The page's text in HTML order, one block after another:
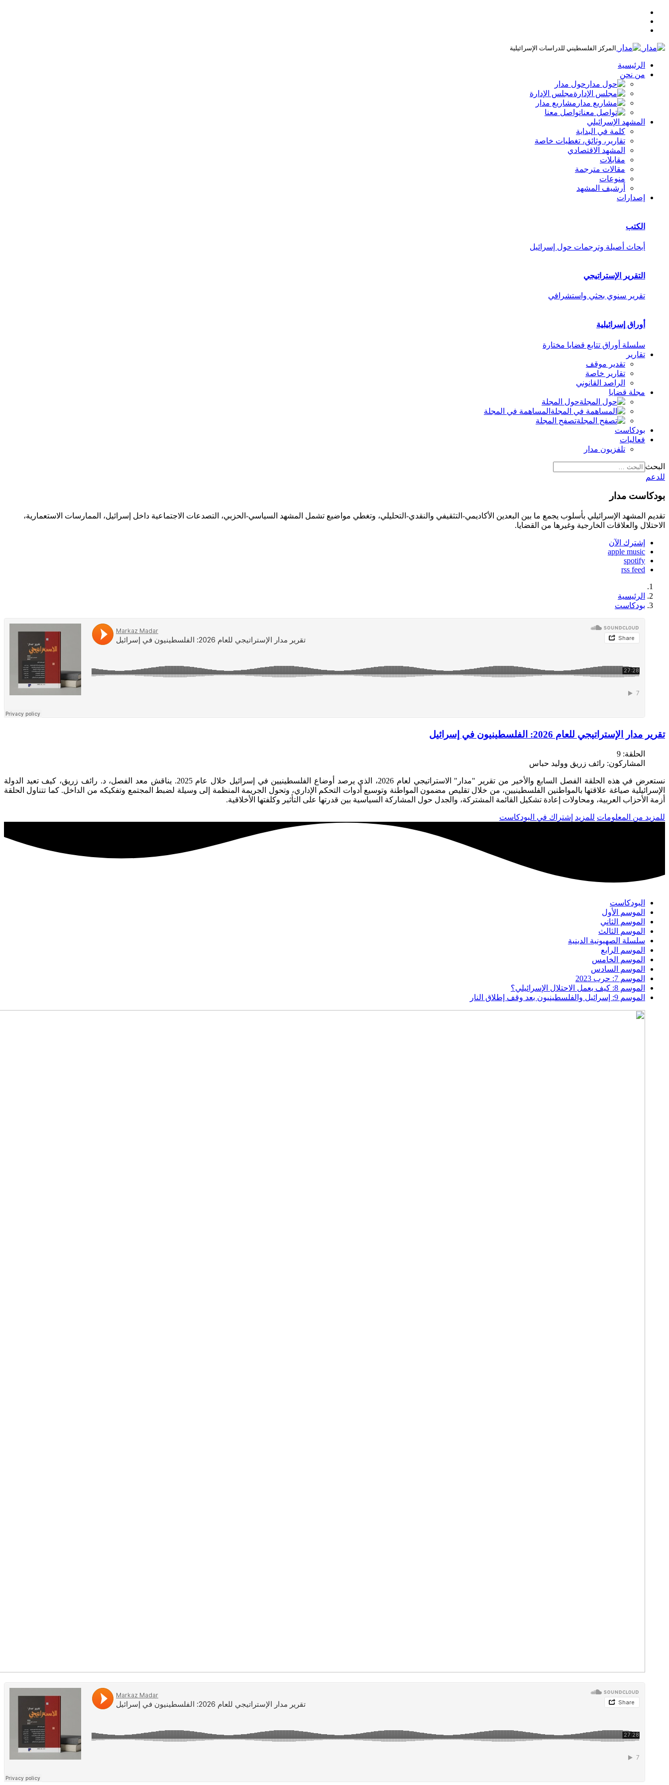
المركز الفلسطيني للدراسات الإسرائيلية
الرئيسية
من نحن
حول مدار
مجلس الإدارة
مشاريع مدار
تواصل معنا
المشهد الإسرائيلي
كلمة في البداية
تقارير، وثائق، تغطيات خاصة
المشهد الاقتصادي
مقابلات
مقالات مترجمة
منوعات
أرشيف المشهد
إصدارات
الكتب
أبحاث أصيلة وترجمات حول إسرائيل
التقرير الإستراتيجي
تقرير سنوي بحثي واستشرافي
أوراق إسرائيلية
سلسلة أوراق تتابع قضايا مختارة
تقارير
تقدير موقف
تقارير خاصة
الراصد القانوني
مجلة قضايا
حول المجلة
المساهمة في المجلة
تصفح المجلة
بودكاست
فعاليات
تلفزيون مدار
البحث
للدعم
بودكاست مدار
تقديم المشهد الإسرائيلي بأسلوب يجمع ما بين البعدين الأكاديمي-التثقيفي والنقدي-التحليلي، وتغطي مواضيع تشمل المشهد السياسي-الحزبي، التصدعات الاجتماعية داخل إسرائيل، الممارسات الاستعمارية،
الاحتلال والعلاقات الخارجية وغيرها من القضايا.
إشترك الآن
apple music
spotify
rss feed
الرئيسية
بودكاست
تقرير مدار الإستراتيجي للعام 2026: الفلسطينيون في إسرائيل
الحلقة: 9
المشاركون: رائف زريق ووليد حباس
نستعرض في هذه الحلقة الفصل السابع والأخير من تقرير "مدار" الاستراتيجي لعام 2026، الذي يرصد أوضاع الفلسطينيين في إسرائيل خلال عام 2025. يناقش معد الفصل، د. رائف زريق، كيف تعيد الدولة
الإسرائيلية صياغة علاقتها بالمواطنين الفلسطينيين، من خلال تقليص مضمون المواطنة وتوسيع أدوات التحكم الإداري، وتحول الجريمة المنظمة إلى وسيلة لضبط المجتمع وتفكيكه من الداخل. كما تتناول الحلقة
أزمة الأحزاب العربية، ومحاولات إعادة تشكيل القائمة المشتركة، والجدل حول المشاركة السياسية بين قدرتها على التأثير وكلفتها الأخلاقية.
للمزيد من المعلومات للمزيد إشتراك في البودكاست
البودكاست
الموسم الأول
الموسم الثاني
الموسم الثالث
سلسلة الصهيونية الدينية
الموسم الرابع
الموسم الخامس
الموسم السادس
الموسم 7: حرب 2023
الموسم 8: كيف يعمل الاحتلال الإسرائيلي؟
الموسم 9: إسرائيل والفلسطينيون بعد وقف إطلاق النار